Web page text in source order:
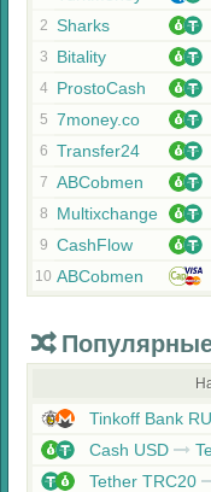
2 Sharks
3 Bitality
4 ProstoCash
5 7money.co
6 Transfer24
7 ABCobmen
8 Multixchange
9 CashFlow
10 ABCobmen
Tinkoff Bank
Cash USD
Tether TRC20